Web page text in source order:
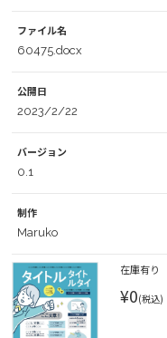
ファイル名
60475.docx
公開日
2023/2/22
バージョン
0.1
制作
Maruko
在庫有り
¥0(税込)